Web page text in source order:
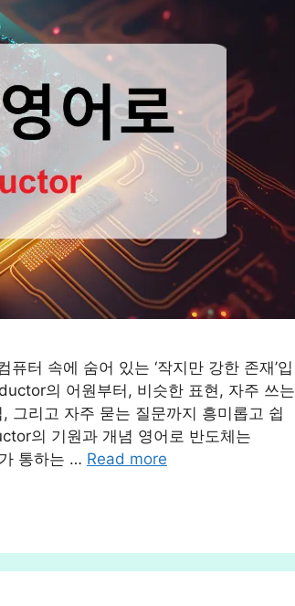
터 속에 숨어 있는 ‘작지만 강한 존재’입
의 어원부터, 비슷한 표현, 자주 쓰는
그리고 자주 묻는 질문까지 흥미롭고 쉽
의 기원과 개념 영어로 반도체는
통하는 … Read more